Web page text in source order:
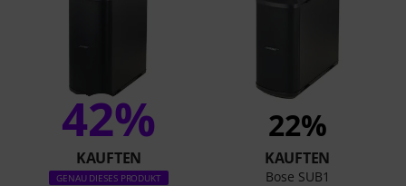
42%
KAUFTEN
GENAU DIESES PRODUKT
22%
KAUFTEN
Bose SUB1